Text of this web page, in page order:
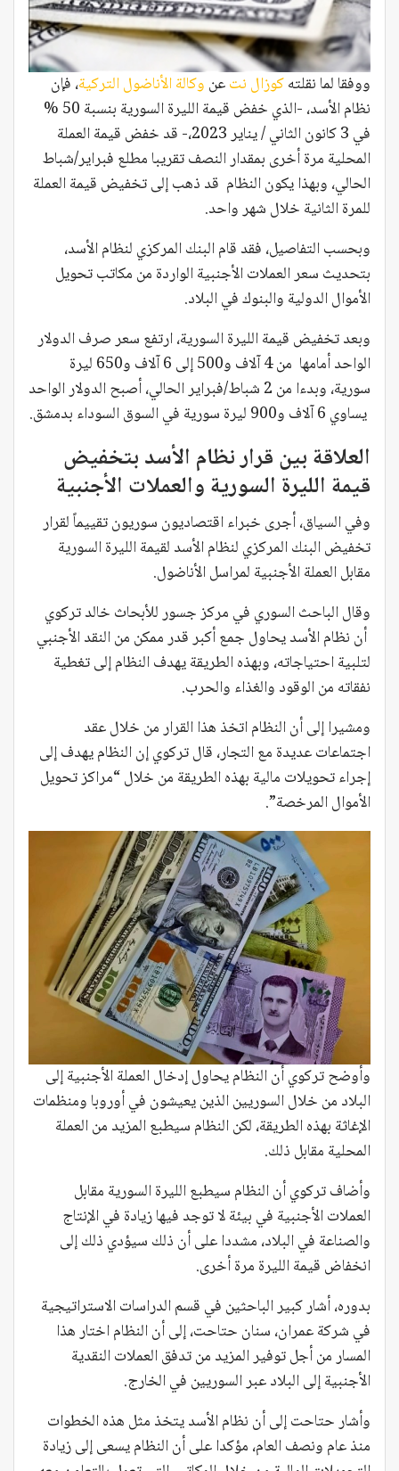
ووفقا لما نقلتهكوزال نتعن وكالة الأناضول التركية، فإن
نظام الأسد، -الذي خفض قيمة الليرة السورية بنسبة 50 %
في 3 كانون الثاني / يناير 2023،- قد خفض قيمة العملة
المحلية مرة أخرى بمقدار النصف تقريبا مطلع فبراير/شباط
الحالي، وبهذا يكون النظام قد ذهب إلى تخفيض قيمة العملة
للمرة الثانية خلال شهر واحد.
وبحسب التفاصيل، فقد قام البنك المركزي لنظام الأسد،
بتحديث سعر العملات الأجنبية الواردة من مكاتب تحويل
الأموال الدولية والبنوك في البلاد.
وبعد تخفيض قيمة الليرة السورية، ارتفع سعر صرف الدولار
الواحد أمامها من 4 آلاف و500 إلى 6 آلاف و650 ليرة
سورية، وبدءا من 2 شباط/فبراير الحالي، أصبح الدولار الواحد
يساوي 6 آلاف و900 ليرة سورية في السوق السوداء بدمشق.
العلاقة بين قرار نظام الأسد بتخفيض
قيمة الليرة السورية والعملات الأجنبية
وفي السياق، أجرى خبراء اقتصاديون سوريون تقييماً لقرار
تخفيض البنك المركزي لنظام الأسد لقيمة الليرة السورية
مقابل العملة الأجنبية لمراسل الأناضول.
وقال الباحث السوري في مركز جسور للأبحاث خالد تركوي
أن نظام الأسد يحاول جمع أكبر قدر ممكن من النقد الأجنبي
لتلبية احتياجاته، وبهذه الطريقة يهدف النظام إلى تغطية
نفقاته من الوقود والغذاء والحرب.
ومشيرا إلى أن النظام اتخذ هذا القرار من خلال عقد
اجتماعات عديدة مع التجار، قال تركوي إن النظام يهدف إلى
إجراء تحويلات مالية بهذه الطريقة من خلال “مراكز تحويل
الأموال المرخصة”.
وأوضح تركوي أن النظام يحاول إدخال العملة الأجنبية إلى
البلاد من خلال السوريين الذين يعيشون في أوروبا ومنظمات
الإغاثة بهذه الطريقة، لكن النظام سيطبع المزيد من العملة
المحلية مقابل ذلك.
وأضاف تركوي أن النظام سيطبع الليرة السورية مقابل
العملات الأجنبية في بيئة لا توجد فيها زيادة في الإنتاج
والصناعة في البلاد، مشددا على أن ذلك سيؤدي ذلك إلى
انخفاض قيمة الليرة مرة أخرى.
بدوره، أشار كبير الباحثين في قسم الدراسات الاستراتيجية
في شركة عمران، سنان حتاحت، إلى أن النظام اختار هذا
المسار من أجل توفير المزيد من تدفق العملات النقدية
الأجنبية إلى البلاد عبر السوريين في الخارج.
وأشار حتاحت إلى أن نظام الأسد يتخذ مثل هذه الخطوات
منذ عام ونصف العام، مؤكدا على أن النظام يسعى إلى زيادة